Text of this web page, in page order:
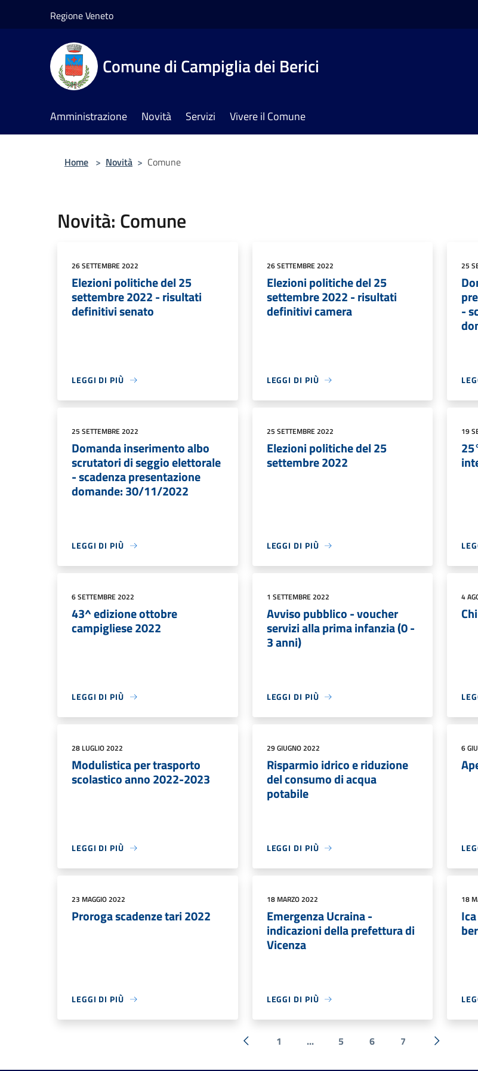
Regione Veneto
Comune di Campiglia dei Berici
Amministrazione Novità Servizi Vivere il Comune
Home > Novità > Comune
Novità: Comune
26 SETTEMBRE 2022
Elezioni politiche del 25
settembre 2022 - risultati
definitivi senato
LEGGI DI PIÙ
26 SETTEMBRE 2022
Elezioni politiche del 25
settembre 2022 - risultati
definitivi camera
LEGGI DI PIÙ
25
-
25 SETTEMBRE 2022
Domanda inserimento albo
scrutatori di seggio elettorale
- scadenza presentazione
domande: 30/11/2022
LEGGI DI PIÙ
25 SETTEMBRE 2022
Elezioni politiche del 25
settembre 2022
LEGGI DI PIÙ
19
6 SETTEMBRE 2022
43^ edizione ottobre
campigliese 2022
LEGGI DI PIÙ
1 SETTEMBRE 2022
Avviso pubblico - voucher
servizi alla prima infanzia (0 -
3 anni)
LEGGI DI PIÙ
4
28 LUGLIO 2022
Modulistica per trasporto
scolastico anno 2022-2023
LEGGI DI PIÙ
29 GIUGNO 2022
Risparmio idrico e riduzione
del consumo di acqua
potabile
LEGGI DI PIÙ
6
23 MAGGIO 2022
Proroga scadenze tari 2022
LEGGI DI PIÙ
18 MARZO 2022
Emergenza Ucraina -
indicazioni della prefettura di
Vicenza
LEGGI DI PIÙ
18
« Precedente
1 ... 5 6 7